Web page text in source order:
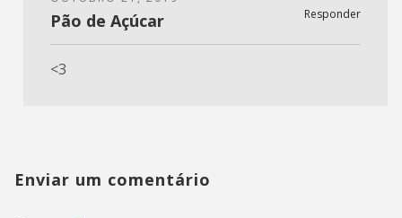
Responder
Pão de Açúcar
<3
Enviar um comentário